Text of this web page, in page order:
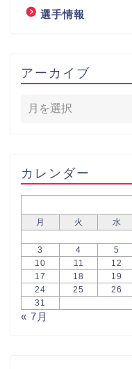
選手情報
アーカイブ
カレンダー
月
火 水
3
4 5
10
11 12
17
18 19
24
25 26
31
« 7月